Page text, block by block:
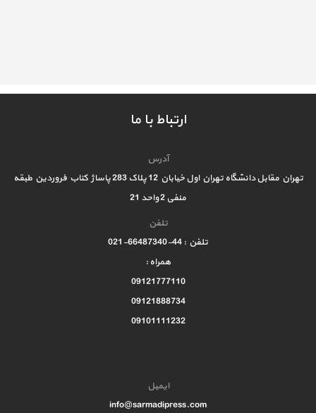
ارتباط با ما
آدرس
تهران مقابل دانشگاه تهران اول خیابان 12 پلاک 283 پاساژ کتاب فروردین طبقه
منفی 2 واحد 21
تلفن
تلفن : 44-66487340-021
همراه :
09121777110
09121888734
09101111232
ایمیل
info@sarmadipress.com